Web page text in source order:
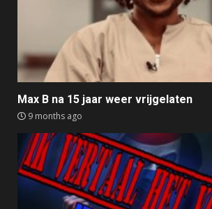
Max B na 15 jaar weer vrijgelaten
9 months ago